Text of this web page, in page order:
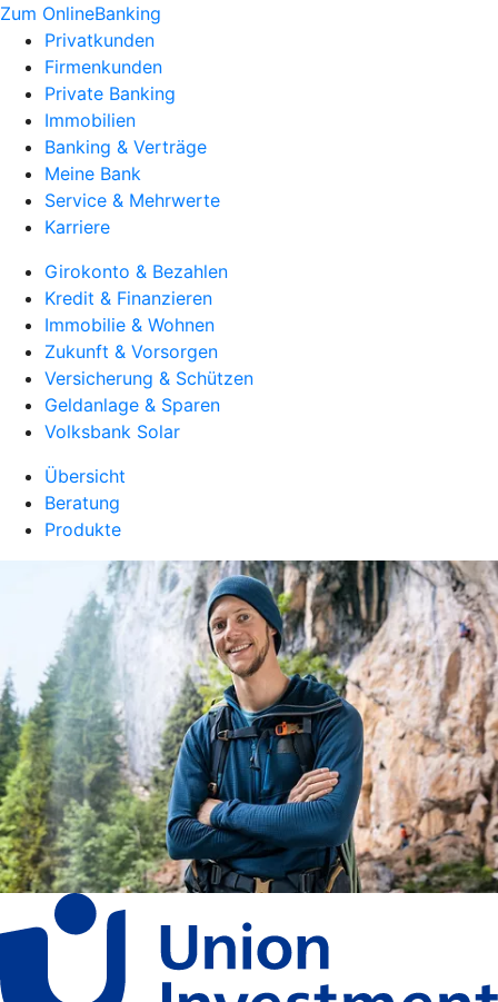
Zum OnlineBanking
Privatkunden
Firmenkunden
Private Banking
Immobilien
Banking & Verträge
Meine Bank
Service & Mehrwerte
Karriere
Girokonto & Bezahlen
Kredit & Finanzieren
Immobilie & Wohnen
Zukunft & Vorsorgen
Versicherung & Schützen
Geldanlage & Sparen
Volksbank Solar
Übersicht
Beratung
Produkte